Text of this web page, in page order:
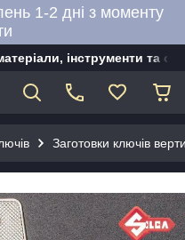
1-2 дні з моменту
інструменти та
Заготовки ключів